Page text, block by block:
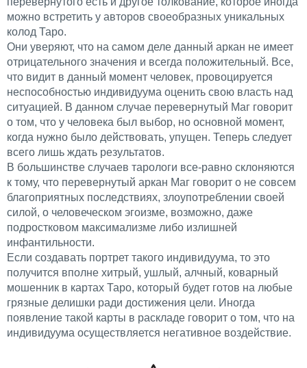
можно встретить у авторов своеобразных уникальных
колод Таро.
Они уверяют, что на самом деле данный аркан не имеет
отрицательного значения и всегда положительный. Все,
что видит в данный момент человек, провоцируется
неспособностью индивидуума оценить свою власть над
ситуацией. В данном случае перевернутый Маг говорит
о том, что у человека был выбор, но основной момент,
когда нужно было действовать, упущен. Теперь следует
всего лишь ждать результатов.
В большинстве случаев тарологи все-равно склоняются
к тому, что перевернутый аркан Маг говорит о не совсем
благоприятных последствиях, злоупотреблении своей
силой, о человеческом эгоизме, возможно, даже
подростковом максимализме либо излишней
инфантильности.
Если создавать портрет такого индивидуума, то это
получится вполне хитрый, ушлый, алчный, коварный
мошенник в картах Таро, который будет готов на любые
грязные делишки ради достижения цели. Иногда
появление такой карты в раскладе говорит о том, что на
индивидуума осуществляется негативное воздействие.